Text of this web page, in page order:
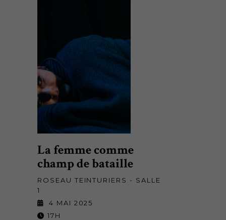
La femme comme
champ de bataille
ROSEAU TEINTURIERS - SALLE
1
4 MAI 2025
17H